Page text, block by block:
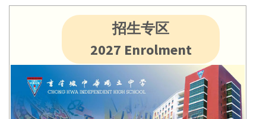
招生专区
2027 Enrolment